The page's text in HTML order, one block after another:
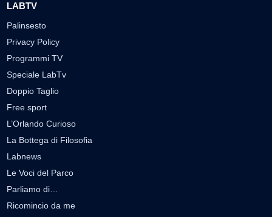
LABTV
Palinsesto
Privacy Policy
Programmi TV
Speciale LabTv
Doppio Taglio
Free sport
L’Orlando Curioso
La Bottega di Filosofia
Labnews
Le Voci del Parco
Parliamo di…
Ricomincio da me